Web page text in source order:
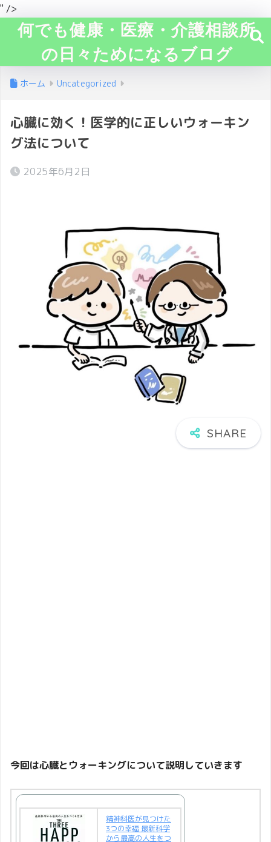
" />
何でも健康・医療・介護相談所
の日々ためになるブログ
ホーム Uncategorized
心臓に効く！医学的に正しいウォーキン
グ法について
2025年6月2日
今回は心臓とウォーキングについて説明していきます
精神科医が見つけた
3つの幸福 最新科学
から最高の人生をつ